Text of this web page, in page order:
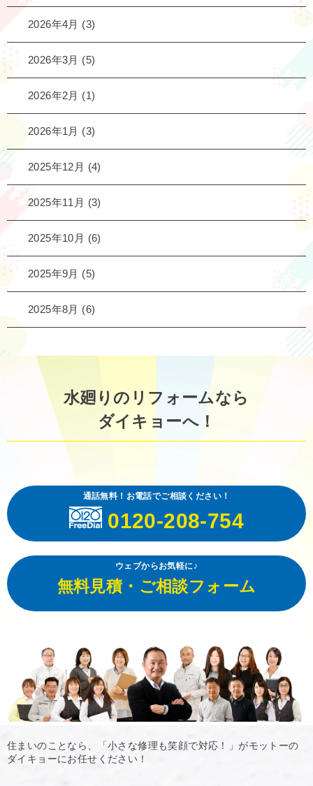
2026年4月 (3)
2026年3月 (5)
2026年2月 (1)
2026年1月 (3)
2025年12月 (4)
2025年11月 (3)
2025年10月 (6)
2025年9月 (5)
2025年8月 (6)
水廻りのリフォームなら
ダイキョーへ！
通話無料！お電話でご相談ください！
0120-208-754
ウェブからお気軽に♪
無料見積・ご相談フォーム
住まいのことなら、「小さな修理も笑顔で対応！」がモットーの
ダイキョーにお任せください！